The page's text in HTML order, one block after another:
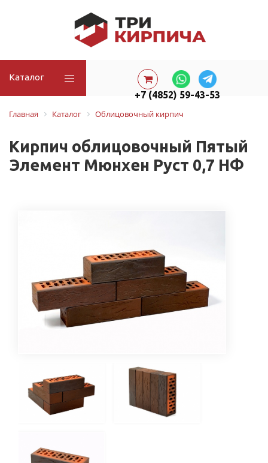
Каталог
+7 (4852) 59-43-53
Главная
Каталог Облицовочный кирпич
Кирпич облицовочный Пятый
Элемент Мюнхен Руст 0,7 НФ